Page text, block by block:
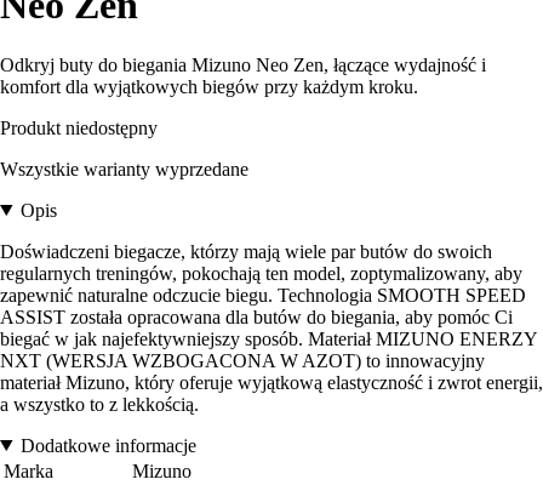
Odkryj buty do biegania Mizuno Neo Zen, łączące wydajność i
komfort dla wyjątkowych biegów przy każdym kroku.
Produkt niedostępny
Wszystkie warianty wyprzedane
Opis
Doświadczeni biegacze, którzy mają wiele par butów do swoich
regularnych treningów, pokochają ten model, zoptymalizowany, aby
zapewnić naturalne odczucie biegu. Technologia SMOOTH SPEED
ASSIST została opracowana dla butów do biegania, aby pomóc Ci
biegać w jak najefektywniejszy sposób. Materiał MIZUNO ENERZY
NXT (WERSJA WZBOGACONA W AZOT) to innowacyjny
materiał Mizuno, który oferuje wyjątkową elastyczność i zwrot energii,
a wszystko to z lekkością.
Dodatkowe informacje
Marka
Mizuno